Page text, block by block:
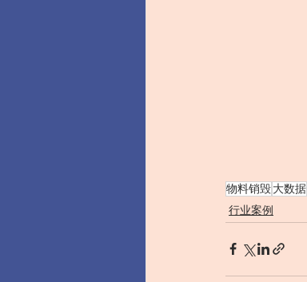
物料销毁大数据
行业案例